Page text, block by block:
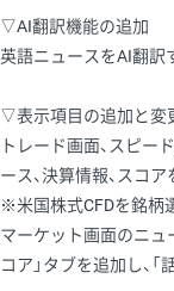
▽AI翻訳機能の追加
英語ニュースをAI翻訳
▽表示項目の追加と変
トレード画面、スピー
ース、決算情報、スコ
※米国株式CFDを銘柄
マーケット画面のニュー
コア」タブを追加し、